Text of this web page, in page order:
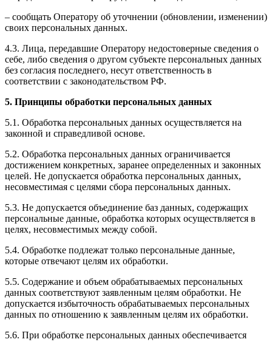
– сообщать Оператору об уточнении (обновлении, изменении)
своих персональных данных.
4.3. Лица, передавшие Оператору недостоверные сведения о
себе, либо сведения о другом субъекте персональных данных
без согласия последнего, несут ответственность в
соответствии с законодательством РФ.
5. Принципы обработки персональных данных
5.1. Обработка персональных данных осуществляется на
законной и справедливой основе.
5.2. Обработка персональных данных ограничивается
достижением конкретных, заранее определенных и законных
целей. Не допускается обработка персональных данных,
несовместимая с целями сбора персональных данных.
5.3. Не допускается объединение баз данных, содержащих
персональные данные, обработка которых осуществляется в
целях, несовместимых между собой.
5.4. Обработке подлежат только персональные данные,
которые отвечают целям их обработки.
5.5. Содержание и объем обрабатываемых персональных
данных соответствуют заявленным целям обработки. Не
допускается избыточность обрабатываемых персональных
данных по отношению к заявленным целям их обработки.
5.6. При обработке персональных данных обеспечивается